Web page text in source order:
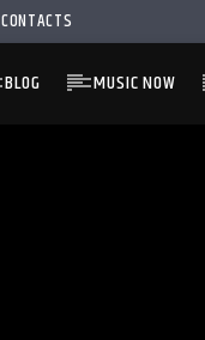
CONTACTS
BLOG MUSIC NOW